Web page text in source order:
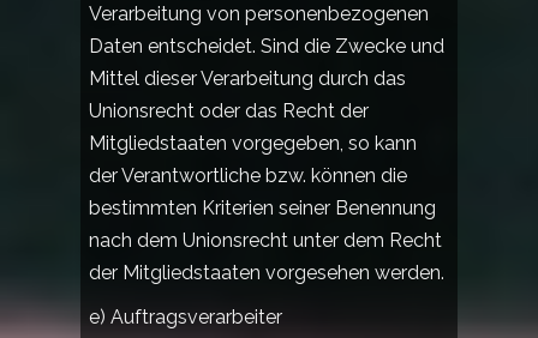
Verarbeitung von personenbezogenen
Daten entscheidet. Sind die Zwecke und
Mittel dieser Verarbeitung durch das
Unionsrecht oder das Recht der
Mitgliedstaaten vorgegeben, so kann
der Verantwortliche bzw. können die
bestimmten Kriterien seiner Benennung
nach dem Unionsrecht unter dem Recht
der Mitgliedstaaten vorgesehen werden.
e) Auftragsverarbeiter